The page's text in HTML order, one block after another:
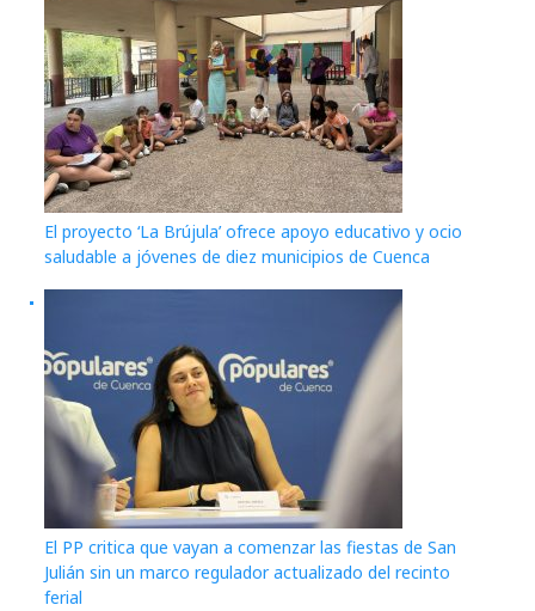
El proyecto ‘La Brújula’ ofrece apoyo educativo y ocio
saludable a jóvenes de diez municipios de Cuenca
El PP critica que vayan a comenzar las fiestas de San
Julián sin un marco regulador actualizado del recinto
ferial